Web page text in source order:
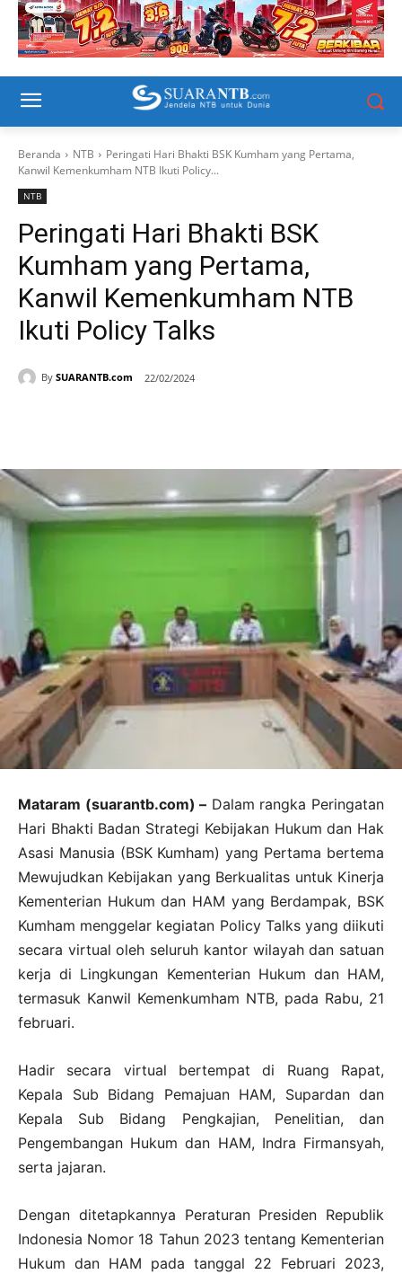
Beranda NTB
Peringati Hari Bhakti BSK Kumham yang Pertama,
Kanwil Kemenkumham NTB Ikuti Policy...
NTB
Peringati Hari Bhakti BSK
Kumham yang Pertama,
Kanwil Kemenkumham NTB
Ikuti Policy Talks
By SUARANTB.com 22/02/2024
Mataram (suarantb.com) – Dalam rangka Peringatan
Hari Bhakti Badan Strategi Kebijakan Hukum dan Hak
Asasi Manusia (BSK Kumham) yang Pertama bertema
Mewujudkan Kebijakan yang Berkualitas untuk Kinerja
Kementerian Hukum dan HAM yang Berdampak, BSK
Kumham menggelar kegiatan Policy Talks yang diikuti
secara virtual oleh seluruh kantor wilayah dan satuan
kerja di Lingkungan Kementerian Hukum dan HAM,
termasuk Kanwil Kemenkumham NTB, pada Rabu, 21
februari.
Hadir secara virtual bertempat di Ruang Rapat,
Kepala Sub Bidang Pemajuan HAM, Supardan dan
Kepala Sub Bidang Pengkajian, Penelitian, dan
Pengembangan Hukum dan HAM, Indra Firmansyah,
serta jajaran.
Dengan ditetapkannya Peraturan Presiden Republik
Indonesia Nomor 18 Tahun 2023 tentang Kementerian
Hukum dan HAM pada tanggal 22 Februari 2023,